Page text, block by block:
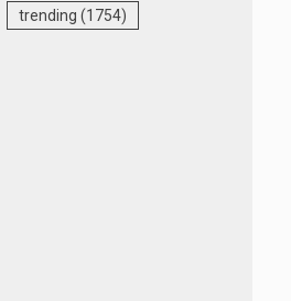
trending (1754)